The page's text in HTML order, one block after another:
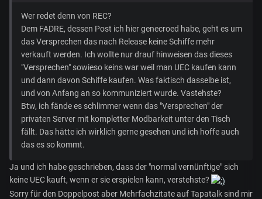
Wer redet denn von REC?
Dem FADRE, dessen Post ich hier genecroed habe, geht es um
das Versprechen das nach Release keine Schiffe mehr
verkauft werden. Ich wollte nur drauf hinweisen das dieses
"Versprechen" sowieso keins war weil man UEC kaufen kann
und dann davon Schiffe kaufen. Was faktisch dasselbe ist,
und von Anfang an so kommuniziert wurde. Vastehste?
Btw, ich fände es schlimmer wenn das "Versprechen" der
privaten Server mit kompletter Modbarkeit unter den Tisch
fällt. Das hätte ich wirklich gerne gesehen und ich hoffe auch
das es so kommt.
Ja und ich habe geschrieben, dass der "normal vernünftige" sich
keine UEC kauft, wenn er sie erspielen kann, verstehste?
Sorry für den Doppelpost aber Mehrfachzitate auf Tapatalk sind mir